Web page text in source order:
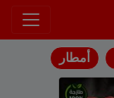
أمطار